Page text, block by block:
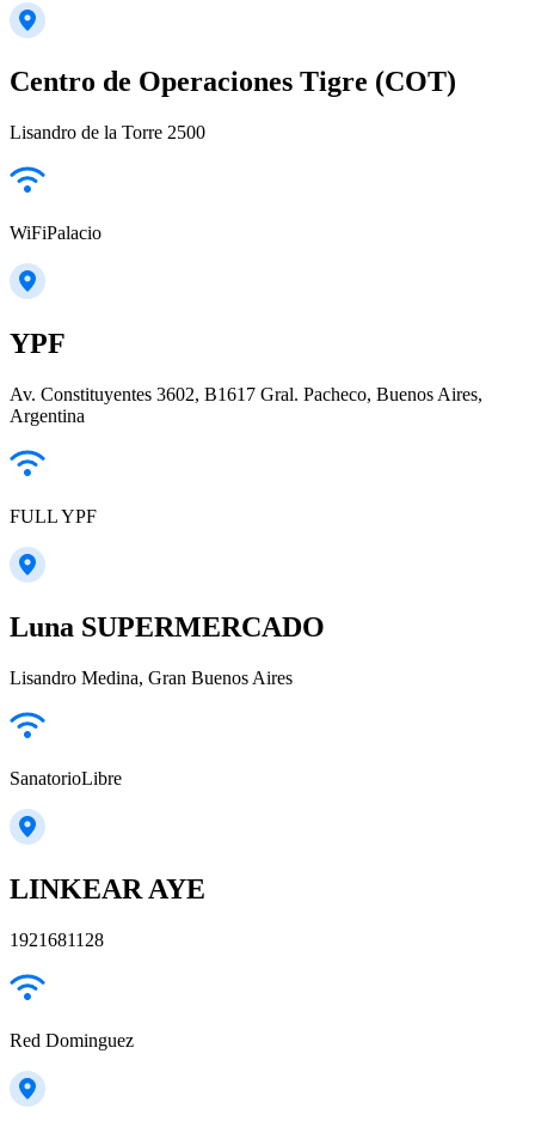
Centro de Operaciones Tigre (COT)
Lisandro de la Torre 2500
WiFiPalacio
YPF
Av. Constituyentes 3602, B1617 Gral. Pacheco, Buenos Aires,
Argentina
FULL YPF
Luna SUPERMERCADO
Lisandro Medina, Gran Buenos Aires
SanatorioLibre
LINKEAR AYE
1921681128
Red Dominguez